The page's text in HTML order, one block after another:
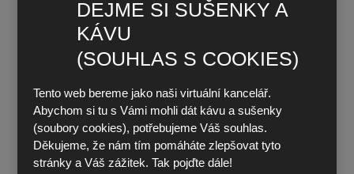
DEJME SI SUŠENKY A
KÁVU
(SOUHLAS S COOKIES)
Tento web bereme jako naši virtuální kancelář.
Abychom si tu s Vámi mohli dát kávu a sušenky
(soubory cookies), potřebujeme Váš souhlas.
Děkujeme, že nám tím pomáháte zlepšovat tyto
stránky a Váš zážitek. Tak pojďte dále!